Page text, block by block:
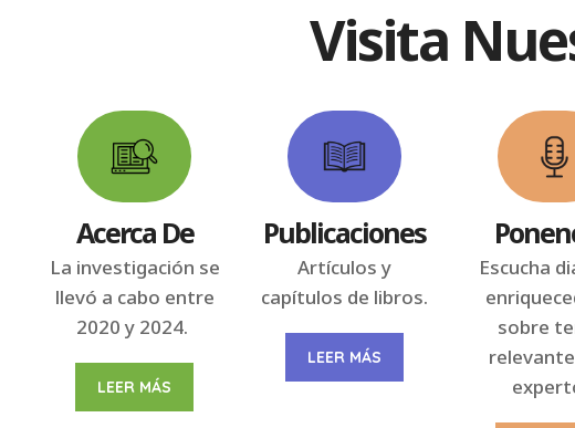
Visita
Acerca De
La investigación se
llevó a cabo entre
2020 y 2024.
LEER MÁS
Publicaciones
Artículos y
capítulos de libros.
LEER MÁS
Escucha
sobre